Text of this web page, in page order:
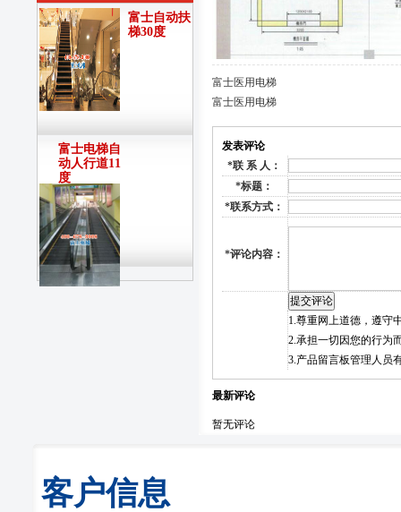
富士自动扶
梯30度
富士电梯自
动人行道11
度
富士医用电梯
富士医用电梯
发表评论
*联 系 人：
*标题：
*联系方式：
*评论内容：
1.尊重网上道德，遵守
2.承担一切因您的行为
3.产品留言板管理人员
最新评论
暂无评论
客户信息